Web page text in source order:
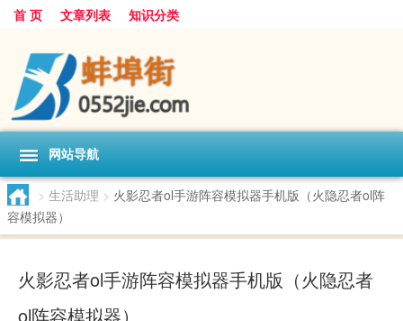
首 页 文章列表 知识分类
网站导航
> 生活助理 > 火影忍者ol手游阵容模拟器手机版（火隐忍者ol阵
容模拟器）
火影忍者ol手游阵容模拟器手机版（火隐忍者
ol阵容模拟器）